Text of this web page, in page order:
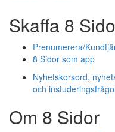
Skaffa 8
Prenumerera/
8 Sidor som app
Nyhetskorsord,
och
Om 8 Sidor